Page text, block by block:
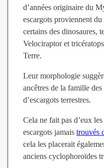
d’années originaire du
escargots proviennent
certains des dinosaures,
Velociraptor et
Terre.
Leur morphologie
ancêtres de la famille
d’escargots terrestres.
Cela ne fait pas d’eux
escargots jamais trouvés
cela les placerait
anciens cyclophoroïdes